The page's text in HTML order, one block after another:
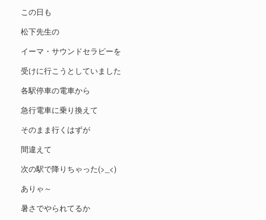
この日も
松下先生の
イーマ・サウンドセラピーを
受けに行こうとしていました
各駅停車の電車から
急行電車に乗り換えて
そのまま行くはずが
間違えて
次の駅で降りちゃった(>_<)
ありゃ～
暑さでやられてるか